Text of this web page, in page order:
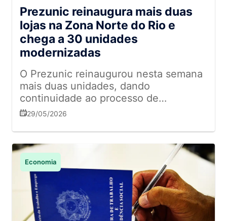
Prezunic reinaugura mais duas
lojas na Zona Norte do Rio e
chega a 30 unidades
modernizadas
O Prezunic reinaugurou nesta semana
mais duas unidades, dando
continuidade ao processo de
modernização da rede no estado do
Itaoca, ambas na Zona Norte da
capital, voltaram a operar com novo
layout, mudanças operacionais e
atualização dos setores de perecíveis.
Com as duas entregas, realizadas nos
dias 27 e 29 de maio,
respectivamente, a bandeira da
29/05/2026
Economia